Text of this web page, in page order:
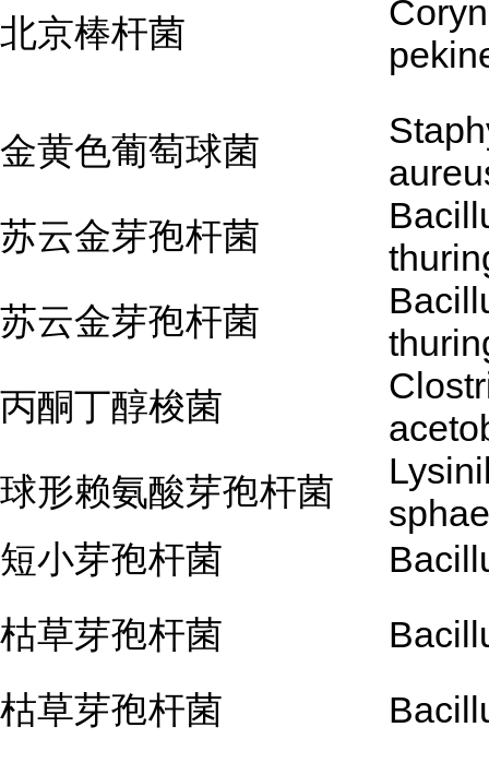
北京棒杆菌
金黄色葡萄球菌
苏云金芽孢杆菌
苏云金芽孢杆菌
丙酮丁醇梭菌
球形赖氨酸芽孢杆菌
短小芽孢杆菌
枯草芽孢杆菌
枯草芽孢杆菌